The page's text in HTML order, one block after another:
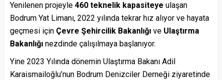
Yenilenen projeyle 460 teknelik kapasiteye ulaşan
Bodrum Yat Limanı, 2022 yılında tekrar hız alıyor ve hayata
geçmesi için Çevre Şehircilik Bakanlığı ve Ulaştırma
Bakanlığı nezdinde çalışılmaya başlanıyor.
Yine 2023 Yılında dönemin Ulaştırma Bakanı Adil
Karaismailoğlu’nun Bodrum Denizciler Derneği ziyaretinde